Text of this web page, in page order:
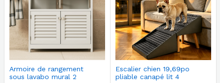
Armoire de rangement
sous lavabo mural 2
Escalier chien 19,69po
pliable canapé lit 4